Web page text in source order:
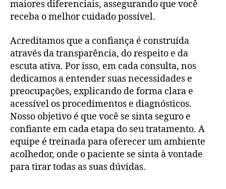
maiores diferenciais, assegurando que você
receba o melhor cuidado possível.
Acreditamos que a confiança é construída
através da transparência, do respeito e da
escuta ativa. Por isso, em cada consulta, nos
dedicamos a entender suas necessidades e
preocupações, explicando de forma clara e
acessível os procedimentos e diagnósticos.
Nosso objetivo é que você se sinta seguro e
confiante em cada etapa do seu tratamento. A
equipe é treinada para oferecer um ambiente
acolhedor, onde o paciente se sinta à vontade
para tirar todas as suas dúvidas.